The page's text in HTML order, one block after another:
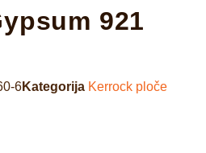
921
6Kategorija Kerrock ploče